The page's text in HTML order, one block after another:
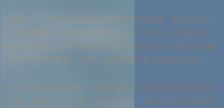
透過神兒子寶血 贖回失喪生命
再來的君王 愛永不止息
你手掌權 牽引著我
你永不失手 扶持著我
親愛天父，新冠Dalta病毒持續的在世界擴散。傳染力也比
以往還要高。使得疫苗的需求量大大地增加。求祢看到每一
個人面對死亡心中的害怕與恐懼。幫助疫苗的生產和配送都
能及時的到需要的人手中。使我們都不再受病毒的威脅。
天父我們知道在等待工作的過程中，會有許多的自我否定和
擔憂，請祢開我們的眼。開我們的心，看到什麼是祢預備且